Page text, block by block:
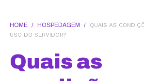
HOME / HOSPEDAGEM /
QUAIS AS
USO DO SERVIDOR?
Quais as